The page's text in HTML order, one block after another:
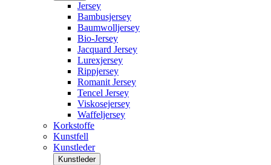
Jersey
Bambusjersey
Baumwolljersey
Bio-Jersey
Jacquard Jersey
Lurexjersey
Rippjersey
Romanit Jersey
Tencel Jersey
Viskosejersey
Waffeljersey
Korkstoffe
Kunstfell
Kunstleder
Kunstleder